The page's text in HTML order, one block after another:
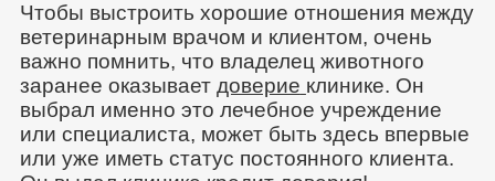
Чтобы выстроить хорошие отношения между
ветеринарным врачом и клиентом, очень
важно помнить, что владелец животного
заранее оказывает доверие клинике. Он
выбрал именно это лечебное учреждение
или специалиста, может быть здесь впервые
или уже иметь статус постоянного клиента.